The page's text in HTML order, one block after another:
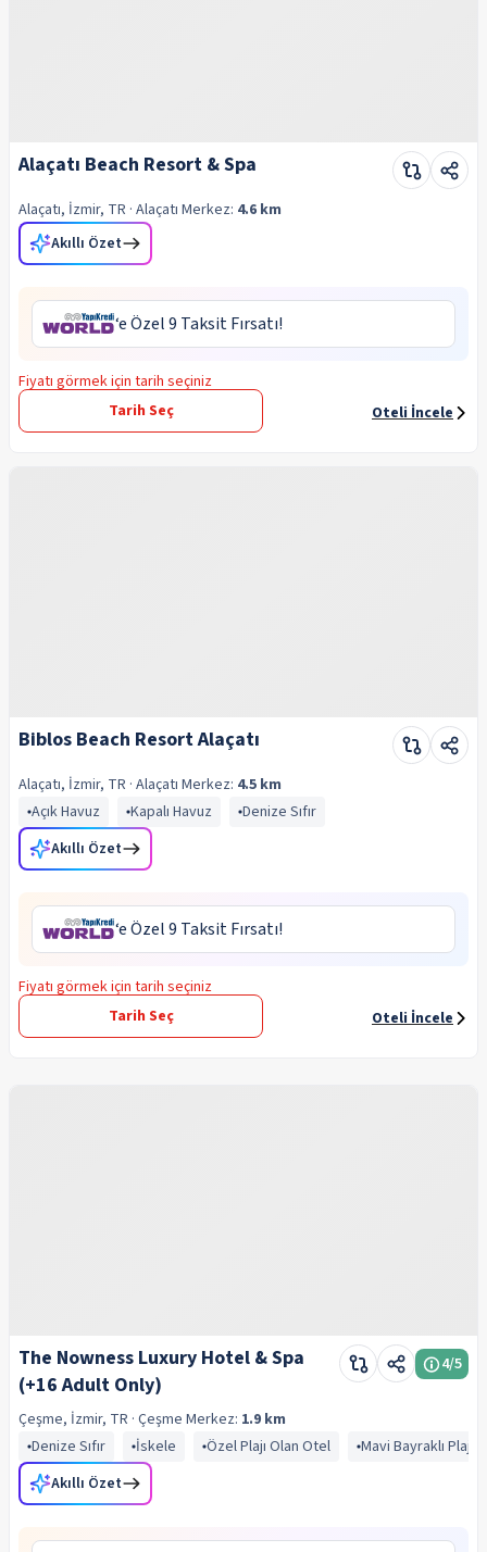
Alaçatı Beach Resort & Spa
Alaçatı, İzmir, TR · Alaçatı Merkez: 4.6 km
Akıllı Özet
‘e Özel 9 Taksit Fırsatı!
Fiyatı görmek için tarih seçiniz
Tarih Seç
Oteli İncele
Biblos Beach Resort Alaçatı
Alaçatı, İzmir, TR · Alaçatı Merkez: 4.5 km
Açık Havuz
Kapalı Havuz
Denize Sıfır
Akıllı Özet
‘e Özel 9 Taksit Fırsatı!
Fiyatı görmek için tarih seçiniz
Tarih Seç
Oteli İncele
The Nowness Luxury Hotel & Spa
(+16 Adult Only)
4/5
Çeşme, İzmir, TR · Çeşme Merkez: 1.9 km
Denize Sıfır
İskele Özel Plajı Olan Otel
Mavi Bayraklı Plaj
Akıllı Özet